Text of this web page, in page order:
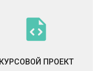
КУРСОВОЙ ПРОЕКТ